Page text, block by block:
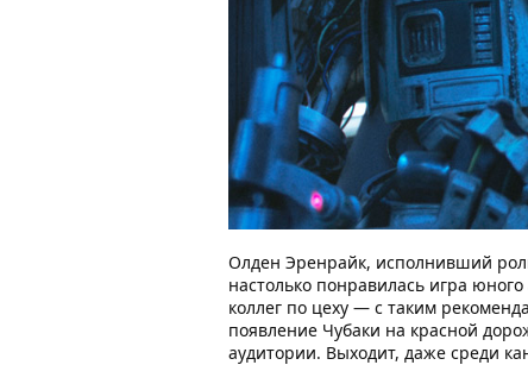
Олден Эренрайк, исполнивший
настолько понравилась игра
коллег по цеху — с таким
появление Чубаки на красной
аудитории. Выходит, даже среди